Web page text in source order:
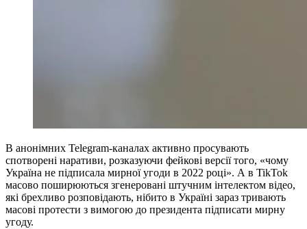
В анонімних Telegram-каналах активно просувають
спотворені наративи, розказуючи фейкові версії того, «чому
Україна не підписала мирної угоди в 2022 році». А в TikTok
масово поширюються згенеровані штучним інтелектом відео,
які брехливо розповідають, нібито в Україні зараз тривають
масові протести з вимогою до президента підписати мирну
угоду.